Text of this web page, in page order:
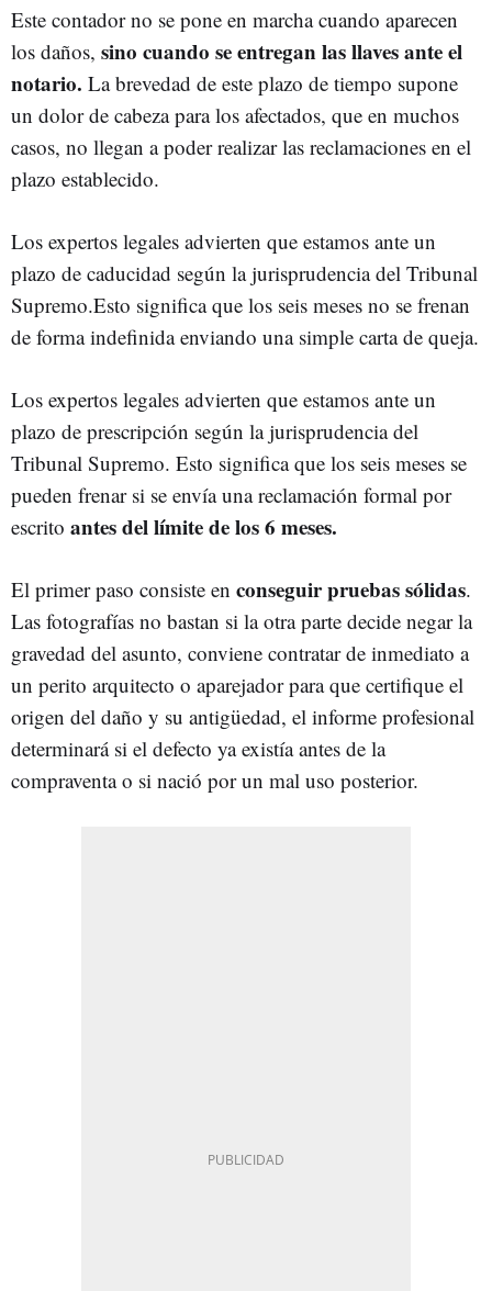
Este contador no se pone en marcha cuando aparecen
los daños, sino cuando se entregan las llaves ante el
notario. La brevedad de este plazo de tiempo supone
un dolor de cabeza para los afectados, que en muchos
casos, no llegan a poder realizar las reclamaciones en el
plazo establecido.
Los expertos legales advierten que estamos ante un
plazo de caducidad según la jurisprudencia del Tribunal
Supremo.Esto significa que los seis meses no se frenan
de forma indefinida enviando una simple carta de queja.
Los expertos legales advierten que estamos ante un
plazo de prescripción según la jurisprudencia del
Tribunal Supremo. Esto significa que los seis meses se
pueden frenar si se envía una reclamación formal por
escrito antes del límite de los 6 meses.
El primer paso consiste en conseguir pruebas sólidas.
Las fotografías no bastan si la otra parte decide negar la
gravedad del asunto, conviene contratar de inmediato a
un perito arquitecto o aparejador para que certifique el
origen del daño y su antigüedad, el informe profesional
determinará si el defecto ya existía antes de la
compraventa o si nació por un mal uso posterior.